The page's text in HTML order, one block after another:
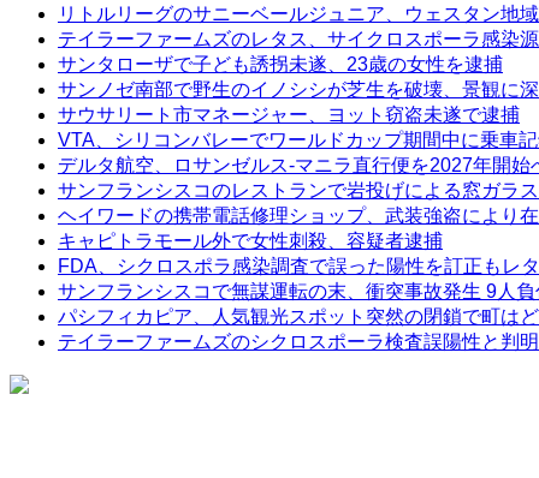
リトルリーグのサニーベールジュニア、ウェスタン地
テイラーファームズのレタス、サイクロスポーラ感染
サンタローザで子ども誘拐未遂、23歳の女性を逮捕
サンノゼ南部で野生のイノシシが芝生を破壊、景観に
サウサリート市マネージャー、ヨット窃盗未遂で逮捕
VTA、シリコンバレーでワールドカップ期間中に乗車
デルタ航空、ロサンゼルス-マニラ直行便を2027年開始
サンフランシスコのレストランで岩投げによる窓ガラ
ヘイワードの携帯電話修理ショップ、武装強盗により
キャピトラモール外で女性刺殺、容疑者逮捕
FDA、シクロスポラ感染調査で誤った陽性を訂正もレ
サンフランシスコで無謀運転の末、衝突事故発生 9人負
パシフィカピア、人気観光スポット突然の閉鎖で町は
テイラーファームズのシクロスポーラ検査誤陽性と判